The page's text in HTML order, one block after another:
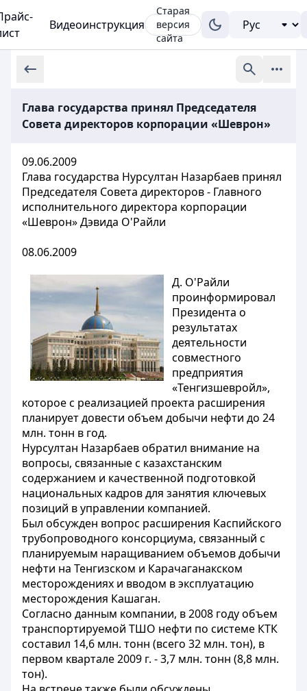
Видеоинструкция
Старая
версия
сайта
Глава государства принял Председателя
Совета директоров корпорации «Шеврон»
09.06.2009
Глава государства Нурсултан Назарбаев принял
Председателя Совета директоров - Главного
исполнительного директора корпорации
«Шеврон» Дэвида О'Райли
08.06.2009
Д. О'Райли
проинформировал
Президента о
результатах
деятельности
совместного
предприятия
«Тенгизшевройл»,
которое с реализацией проекта расширения
планирует довести объем добычи нефти до 24
млн. тонн в год.
Нурсултан Назарбаев обратил внимание на
вопросы, связанные с казахстанским
содержанием и качественной подготовкой
национальных кадров для занятия ключевых
позиций в управлении компанией.
Был обсужден вопрос расширения Каспийского
трубопроводного консорциума, связанный с
планируемым наращиванием объемов добычи
нефти на Тенгизском и Карачаганакском
месторождениях и вводом в эксплуатацию
месторождения Кашаган.
Согласно данным компании, в 2008 году объем
транспортируемой ТШО нефти по системе КТК
составил 14,6 млн. тонн (всего 32 млн. тон), в
первом квартале 2009 г. - 3,7 млн. тонн (8,8 млн.
тон).